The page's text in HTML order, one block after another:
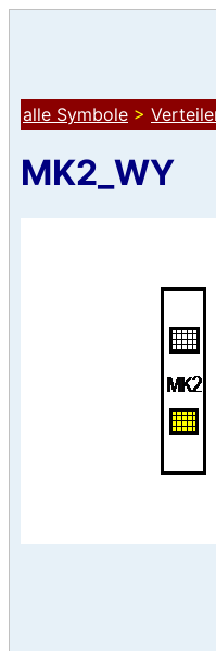
alle Symbole >
MK2_WY